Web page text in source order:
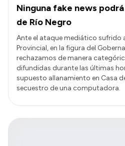
Ninguna fake news
de Río Negro
Ante el ataque mediático sufrido
Provincial, en la figura del
rechazamos de manera
difundidas durante las últimas
supuesto allanamiento en Casa
secuestro de una computadora.